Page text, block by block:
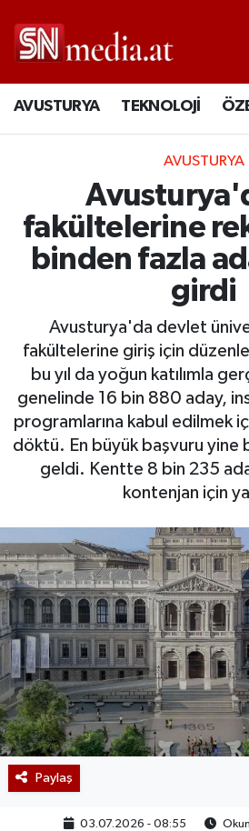
AVUSTURYA TEKNOLOJİ
AVUSTURYA
fakültelerine
binden fazla
girdi
Avusturya'da devlet
fakültelerine giriş için
bu yıl da yoğun katılımla
genelinde 16 bin 880 aday,
programlarına kabul edilmek
döktü. En büyük başvuru yine
geldi. Kentte 8 bin 235
kontenjan için
Paylaş
03.07.2026 - 08:55